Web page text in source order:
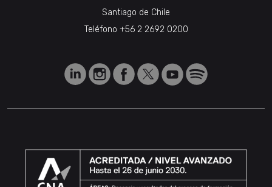
Santiago de Chile
Teléfono +56 2 2692 0200